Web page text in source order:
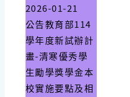
2026-01-21
公告教育部114
學年度新試辦計
畫-清寒優秀學
生勵學獎學金本
校實施要點及相